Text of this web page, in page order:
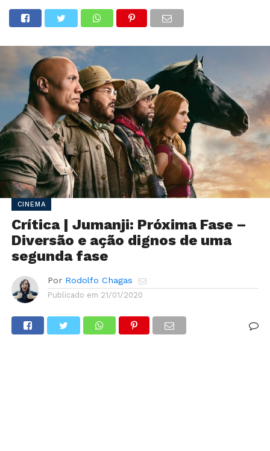
CINEMA
Crítica | Jumanji: Próxima Fase –
Diversão e ação dignos de uma
segunda fase
Por Rodolfo Chagas
Publicado em 21/01/2020